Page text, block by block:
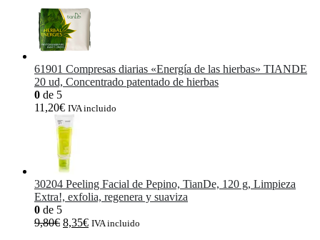
61901 Compresas diarias «Energía de las hierbas» TIANDE
20 ud, Concentrado patentado de hierbas
0 de 5
11,20€ IVA incluido
30204 Peeling Facial de Pepino, TianDe, 120 g, Limpieza
Extra!, exfolia, regenera y suaviza
0 de 5
9,80€ El
8,35€ElIVA incluido